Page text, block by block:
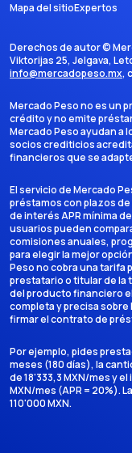
Mapa del sitioExpertos
Derechos de autor ©
Viktorijas 25, Jelgava,
info@mercadopeso.mx,
Mercado Peso no es un
crédito y no emite
Mercado Peso ayudan a
socios crediticios
financieros que se
El servicio de Mercado
préstamos con plazos de
de interés APR mínima
usuarios pueden
comisiones anuales,
para elegir la mejor
Peso no cobra una tarifa
prestatario o titular de la
del producto financiero
completa y precisa sobre
firmar el contrato de
Por ejemplo, pides
meses (180 días), la
de 18'333,3 MXN/mes y
MXN/mes (APR = 20%).
110'000 MXN.